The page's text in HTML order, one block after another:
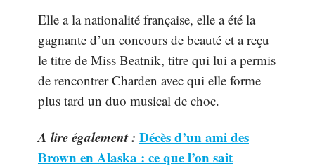
Elle a la nationalité française, elle a été la
gagnante d’un concours de beauté et a reçu
le titre de Miss Beatnik, titre qui lui a permis
de rencontrer Charden avec qui elle forme
plus tard un duo musical de choc.
A lire également : Décès d’un ami des
Brown en Alaska : ce que l’on sait